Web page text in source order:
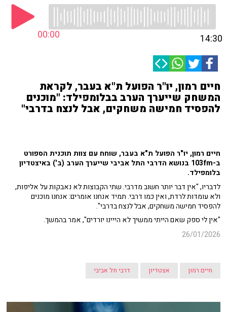
00:00 14:30
חיים רמון, יו"ר הפועל ת"א בעבר, לקראת
המשחק שייערך הערב בבלומפילד: "מוכנים
להפסיד חמישה משחקים, אבל לנצח בדרבי"
חיים רמון, יו"ר הפועל ת"א בעבר, שוחח עם צוות תוכנית הספורט
ב-103fm בנושא הדרבי התל אביבי שייערך הערב (ב') באיצטדיון
בלומפילד.
לדבריו, "אין דבר יותר חשוב מדרבי. שתי הקבוצות לא נאבקות על אליפות,
ולא עומדות לרדת, ואין כמו דרבי. תמיד אנחנו אומרים: אנחנו מוכנים
להפסיד חמישה משחקים, אבל לנצח בדרבי".
"אין לי ספק שאם הייתי ממשיך לא הייינו יורדים", אמר בהמשך.
26/01/2026
חיים רמון אצטדיון דרבי תל אביבי